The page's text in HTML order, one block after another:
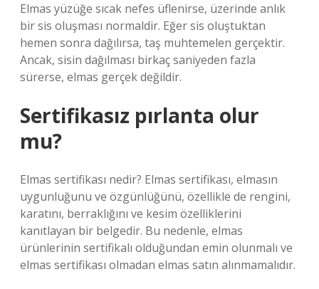
Elmas yüzüğe sıcak nefes üflenirse, üzerinde anlık
bir sis oluşması normaldir. Eğer sis oluştuktan
hemen sonra dağılırsa, taş muhtemelen gerçektir.
Ancak, sisin dağılması birkaç saniyeden fazla
sürerse, elmas gerçek değildir.
Sertifikasız pırlanta olur
mu?
Elmas sertifikası nedir? Elmas sertifikası, elmasın
uygunluğunu ve özgünlüğünü, özellikle de rengini,
karatını, berraklığını ve kesim özelliklerini
kanıtlayan bir belgedir. Bu nedenle, elmas
ürünlerinin sertifikalı olduğundan emin olunmalı ve
elmas sertifikası olmadan elmas satın alınmamalıdır.